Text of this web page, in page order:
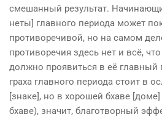
смешанный результат.
неты] главного периода может
проти­воречивой, но на самом
противоречия здесь нет и всё,
должно проявиться в её главный
граха главного периода стоит в
[знаке], но в хорошей бхаве [доме]
бхаве), значит, благотворный